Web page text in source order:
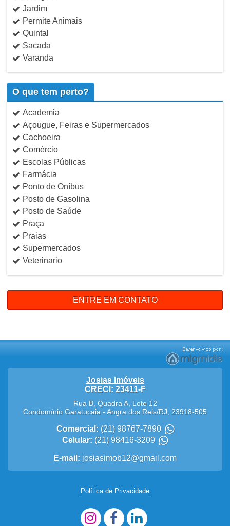
Jardim
Permite Animais
Quintal
Sacada
Varanda
O que tem perto?
Academia
Açougue, Feiras e Supermercados
Cachoeira
Comércio
Escolas Públicas
Farmácia
Ponto de Oníbus
Posto de Gasolina
Posto de Saúde
Praça
Praias
Supermercados
Veterinario
ENTRE EM CONTATO
Josias Imóveis
CRECI: 23411-F
Rua B, Quadra A, Lote 12
Condomínio Garatucaia -Angra dos Reis/RJ 23918-505
Comercial: (21) 98767-7890
Celular: (21) 98416-3209
E-mail: josiasimob12@gmail.com
Política de Privacidade